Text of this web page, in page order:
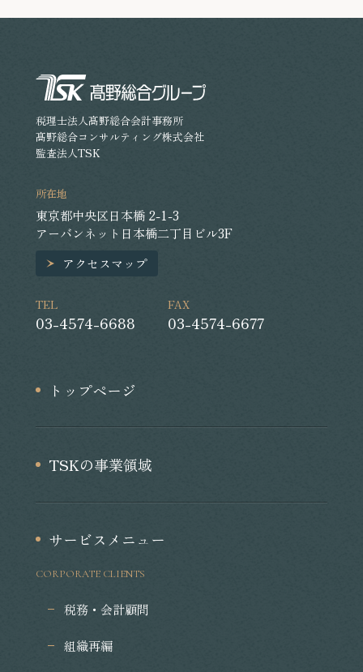
原則として、その支給額の全額が損金不算入となります。そ
税理士法人髙野総合会計事務所
髙野総合コンサルティング株式会社
監査法人TSK
所在地
東京都中央区日本橋 2-1-3
アーバンネット日本橋二丁目ビル3F
アクセスマップ
TEL
03-4574-6688
FAX
03-4574-6677
トップページ
TSKの事業領域
サービスメニュー
CORPORATE CLIENTS
税務・会計顧問
組織再編